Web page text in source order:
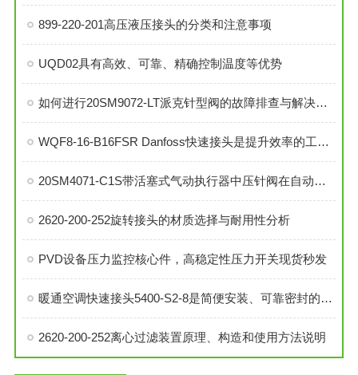
899-220-201高压液压接头的分类和注意事项
UQD02具有高效、可靠、精确控制温度等优势
如何进行20SM9072-LT派克针型阀的故障排查与解决措施？
WQF8-16-B16FSR Danfoss快速接头是提升效率的工业连接解决方案
20SM4071-C1S带活塞式气动执行器中压针阀在自动化系统中的角色与功能
2620-200-252旋转接头的材质选择与耐用性分析
PVD设备压力监控核心件，高稳定性压力开关现货秒发
暖通空调快速接头5400-S2-8是简便安装、可靠密封的理想选择
2620-200-252离心过滤装置原理、构造和使用方法说明